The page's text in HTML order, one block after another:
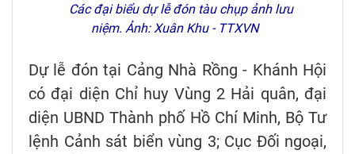
Các đại biểu dự lễ đón tàu chụp ảnh lưu
niệm. Ảnh: Xuân Khu - TTXVN
Dự lễ đón tại Cảng Nhà Rồng - Khánh Hội
có đại diện Chỉ huy Vùng 2 Hải quân, đại
diện UBND Thành phố Hồ Chí Minh, Bộ Tư
lệnh Cảnh sát biển vùng 3; Cục Đối ngoại,